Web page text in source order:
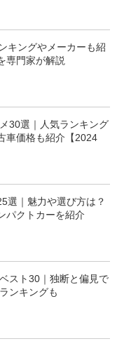
キングやメーカーも紹
専門家が解説
30選｜人気ランキング
車価格も紹介【2024
選｜魅力や選び方は？
パクトカーを紹介
スト30｜独断と偏見で
ンキングも